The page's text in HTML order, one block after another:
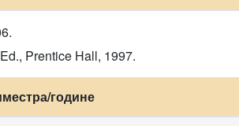
Prentice Hall, 1997.
године